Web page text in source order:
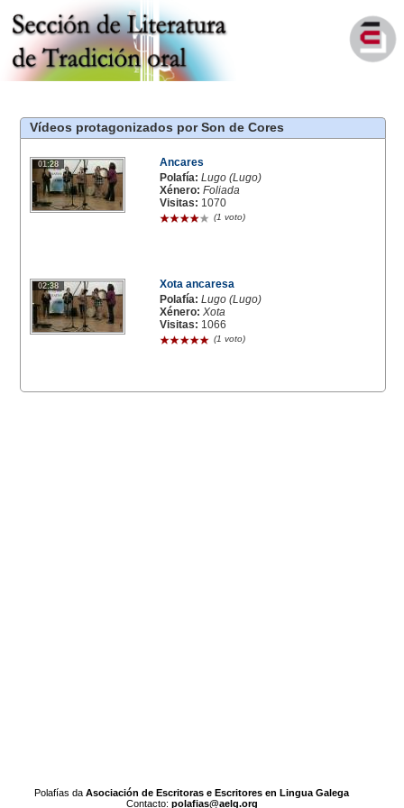
Vídeos protagonizados por Son de Cores
01:28
Ancares
Polafía: Lugo (Lugo)
Xénero: Foliada
Visitas: 1070
(1 voto)
02:38
Xota ancaresa
Polafía: Lugo (Lugo)
Xénero: Xota
Visitas: 1066
(1 voto)
Polafías daAsociación de Escritoras e Escritores en Lingua Galega
Contacto: polafias@aelg.org